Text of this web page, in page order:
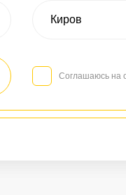
Соглашаюсь на